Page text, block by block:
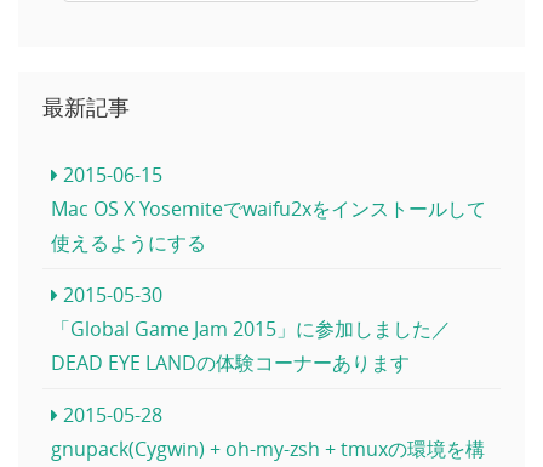
最新記事
2015-06-15
Mac OS X Yosemiteでwaifu2xをインストールして
使えるようにする
2015-05-30
「Global Game Jam 2015」に参加しました／
DEAD EYE LANDの体験コーナーあります
2015-05-28
gnupack(Cygwin) + oh-my-zsh + tmuxの環境を構